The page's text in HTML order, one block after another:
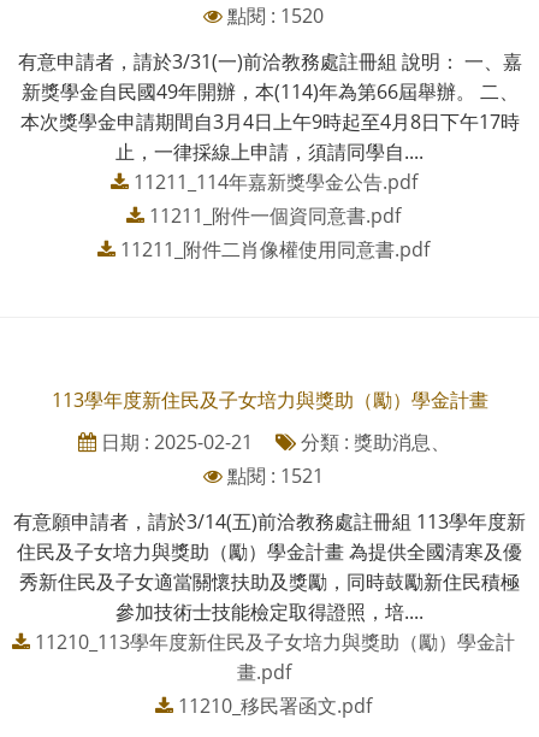
點閱 : 1520
有意申請者，請於3/31(一)前洽教務處註冊組 說明： 一、嘉
新獎學金自民國49年開辦，本(114)年為第66屆舉辦。 二、
本次獎學金申請期間自3月4日上午9時起至4月8日下午17時
止，一律採線上申請，須請同學自....
11211_114年嘉新獎學金公告.pdf
11211_附件一個資同意書.pdf
11211_附件二肖像權使用同意書.pdf
113學年度新住民及子女培力與獎助（勵）學金計畫
日期 : 2025-02-21
分類 : 獎助消息、
點閱 : 1521
有意願申請者，請於3/14(五)前洽教務處註冊組 113學年度新
住民及子女培力與獎助（勵）學金計畫 為提供全國清寒及優
秀新住民及子女適當關懷扶助及獎勵，同時鼓勵新住民積極
參加技術士技能檢定取得證照，培....
11210_113學年度新住民及子女培力與獎助（勵）學金計
畫.pdf
11210_移民署函文.pdf